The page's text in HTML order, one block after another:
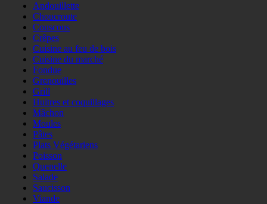
Andouillette
Choucroute
Couscous
Crêpes
Cuisine au feu de bois
Cuisine du marché
Fondue
Grenouilles
Grill
Huitres et coquillages
Mâchon
Moules
Pâtes
Plats Végétariens
Poisson
Quenelle
Salade
Saucisson
Viande